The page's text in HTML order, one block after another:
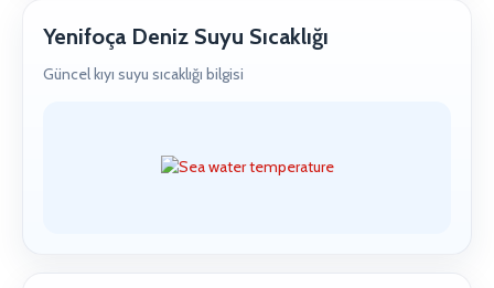
Yenifoça Deniz Suyu Sıcaklığı
Güncel kıyı suyu sıcaklığı bilgisi